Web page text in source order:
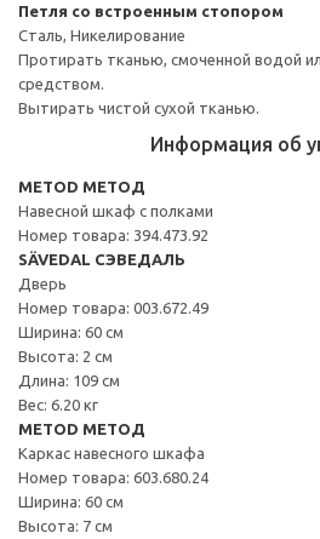
Петля со встроенным стопором
Сталь, Никелирование
Протирать тканью, смоченной водой
средством.
Вытирать чистой сухой тканью.
Информация об
METOD МЕТОД
Навесной шкаф с полками
Номер товара: 394.473.92
SÄVEDAL СЭВЕДАЛЬ
Дверь
Номер товара: 003.672.49
Ширина: 60 см
Высота: 2 см
Длина: 109 см
Вес: 6.20 кг
METOD МЕТОД
Каркас навесного шкафа
Номер товара: 603.680.24
Ширина: 60 см
Высота: 7 см